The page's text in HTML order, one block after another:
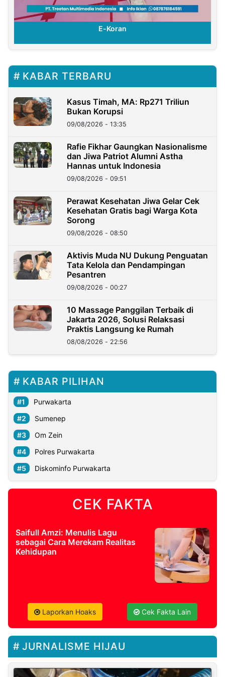
E-Koran
KABAR TERBARU
Kasus Timah, MA: Rp271 Triliun
Bukan Korupsi
09/08/2026 - 13:35
Rafie Fikhar Gaungkan Nasionalisme
dan Jiwa Patriot Alumni Astha
Hannas untuk Indonesia
09/08/2026 - 09:51
Perawat Kesehatan Jiwa Gelar Cek
Kesehatan Gratis bagi Warga Kota
Sorong
09/08/2026 - 08:50
Aktivis Muda NU Dukung Penguatan
Tata Kelola dan Pendampingan
Pesantren
09/08/2026 - 00:27
10 Massage Panggilan Terbaik di
Jakarta 2026, Solusi Relaksasi
Praktis Langsung ke Rumah
08/08/2026 - 22:56
KABAR PILIHAN
Purwakarta
Sumenep
Om Zein
Polres Purwakarta
Diskominfo Purwakarta
CEK FAKTA
Saifull Amzi: Menulis Lagu
sebagai Cara Merekam Realitas
Kehidupan
Laporkan Hoaks Cek Fakta Lain
JURNALISME HIJAU